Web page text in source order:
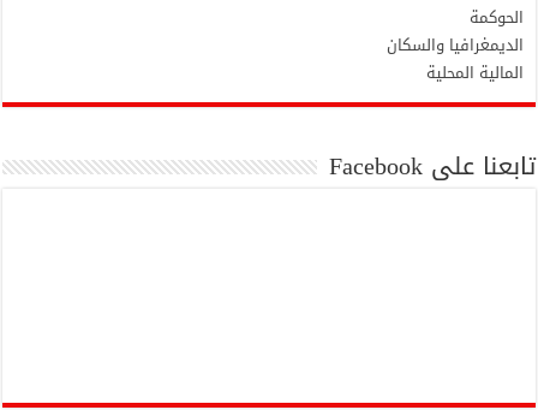
الحوكمة
الديمغرافيا والسكان
المالية المحلية
تابعنا على Facebook